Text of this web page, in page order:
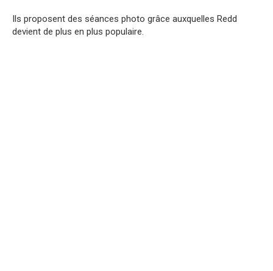
Ils proposent des séances photo grâce auxquelles Redd
devient de plus en plus populaire.